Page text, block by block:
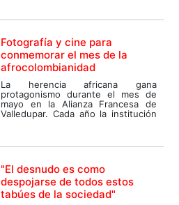
Fotografía y cine para
conmemorar el mes de la
afrocolombianidad
La herencia africana gana
protagonismo durante el mes de
mayo en la Alianza Francesa de
Valledupar. Cada año la institución
"El desnudo es como
despojarse de todos estos
tabúes de la sociedad"